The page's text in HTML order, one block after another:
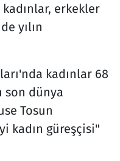
kadınlar, erkekler
yılın
kadınlar 68
son dünya
Tosun
kadın güreşçisi"